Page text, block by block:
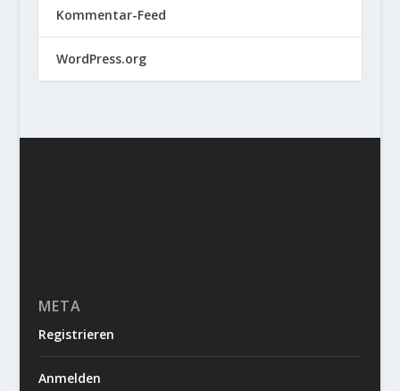
Kommentar-Feed
WordPress.org
META
Registrieren
Anmelden